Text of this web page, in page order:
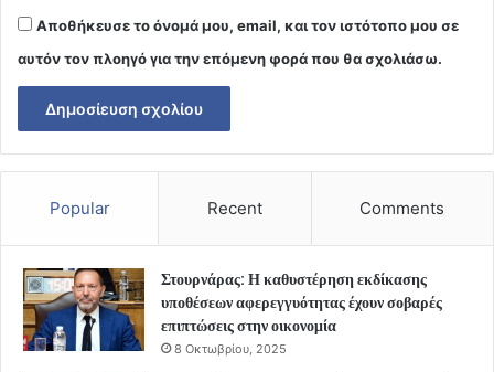
Αποθήκευσε το όνομά μου, email, και τον ιστότοπο μου σε
αυτόν τον πλοηγό για την επόμενη φορά που θα σχολιάσω.
Popular Recent Comments
Στουρνάρας: Η καθυστέρηση εκδίκασης
υποθέσεων αφερεγγυότητας έχουν σοβαρές
επιπτώσεις στην οικονομία
8 Οκτωβρίου, 2025